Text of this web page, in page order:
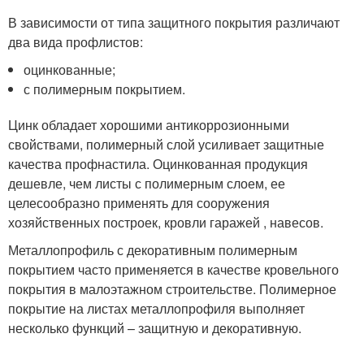
В зависимости от типа защитного покрытия различают
два вида профлистов:
оцинкованные;
с полимерным покрытием.
Цинк обладает хорошими антикоррозионными
свойствами, полимерный слой усиливает защитные
качества профнастила. Оцинкованная продукция
дешевле, чем листы с полимерным слоем, ее
целесообразно применять для сооружения
хозяйственных построек, кровли гаражей , навесов.
Металлопрофиль с декоративным полимерным
покрытием часто применяется в качестве кровельного
покрытия в малоэтажном строительстве. Полимерное
покрытие на листах металлопрофиля выполняет
несколько функций – защитную и декоративную.